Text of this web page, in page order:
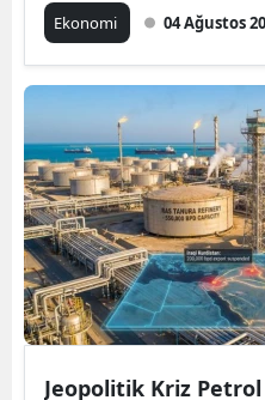
Ekonomi 04 Ağustos
Jeopolitik Kriz Petrol